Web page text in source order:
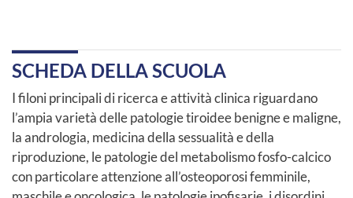
SCHEDA DELLA SCUOLA
I filoni principali di ricerca e attività clinica riguardano
l’ampia varietà delle patologie tiroidee benigne e maligne,
la andrologia, medicina della sessualità e della
riproduzione, le patologie del metabolismo fosfo-calcico
con particolare attenzione all’osteoporosi femminile,